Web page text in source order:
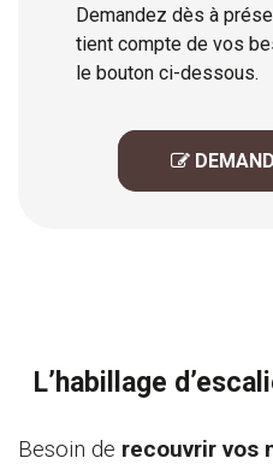
Demandez dès à
tient compte de vos
le bouton ci-dessous.

L’habillage
Besoin de recouvrir vos